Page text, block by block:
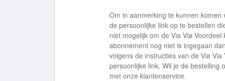
Om in aanmerking te kunnen
de persoonlijke link op te bestellen
niet mogelijk om de Via Via
abonnement nog niet is ingegaan
volgens de instructies van de Via
persoonlijke link. Wil je de bestelling
met onze klantenservice.